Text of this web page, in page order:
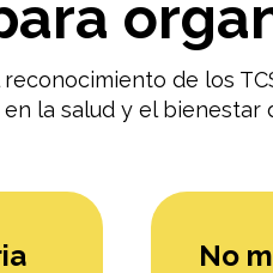
de los
la salud y el bienestar
No